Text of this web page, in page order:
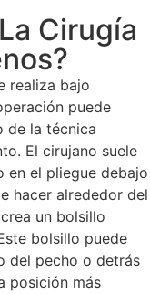
Cirugía
realiza bajo
puede
de la técnica
El cirujano suele
en el pliegue debajo
hacer alrededor del
un bolsillo
bolsillo puede
del pecho o detrás
posición más